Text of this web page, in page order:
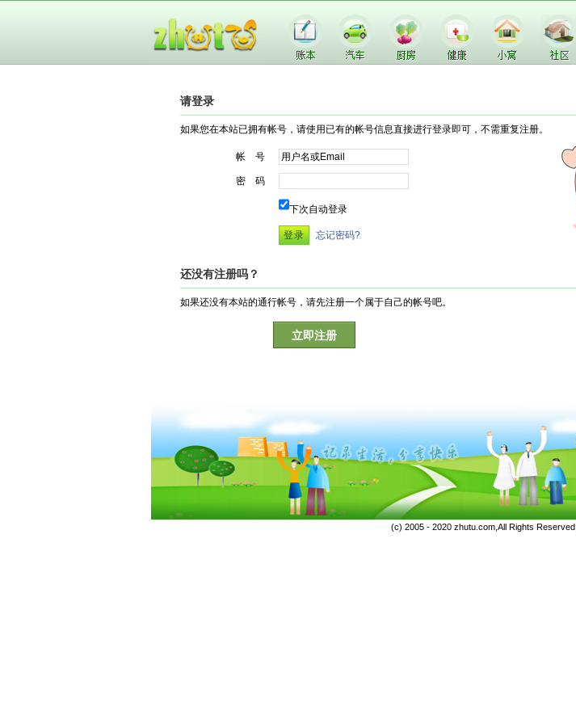
请登录
如果您在本站已拥有帐号，请使用已有的帐号信息直接进行登录即可，不需重复注册。
帐 号
密 码
下次自动登录
忘记密码?
还没有注册吗？
如果还没有本站的通行帐号，请先注册一个属于自己的帐号吧。
立即注册
(c) 2005 - 2020 zhutu.com,All Rights Reserved